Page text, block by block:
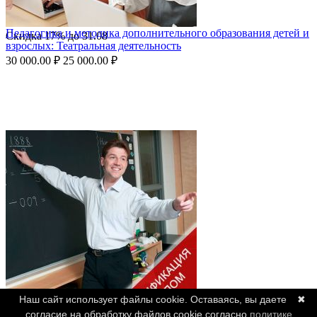
Скидка17%до31.08
Педагогика и методика дополнительного образования детей и
взрослых: Театральная деятельность
30 000.00 ₽ 25 000.00 ₽
✖
Наш сайт использует файлы cookie. Оставаясь, вы даете
согласие на обработку файлов cookie согласно политике